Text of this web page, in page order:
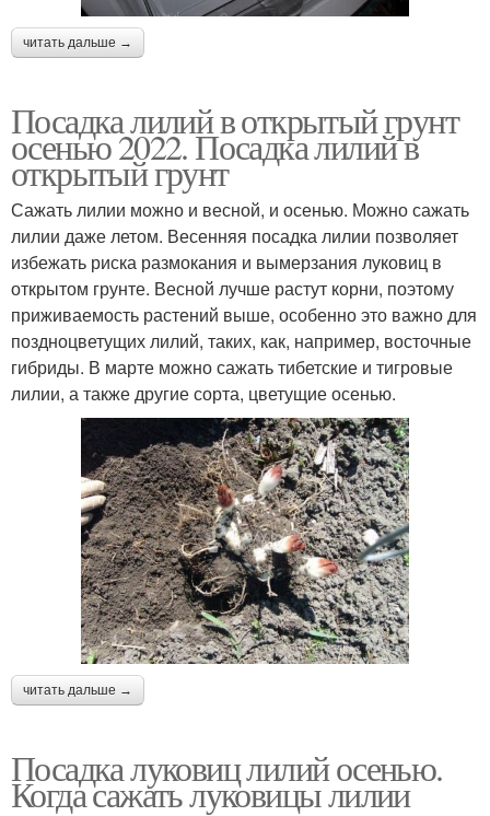
читать дальше →
Посадка лилий в открытый грунт
осенью 2022. Посадка лилий в
открытый грунт
Сажать лилии можно и весной, и осенью. Можно сажать
лилии даже летом. Весенняя посадка лилии позволяет
избежать риска размокания и вымерзания луковиц в
открытом грунте. Весной лучше растут корни, поэтому
приживаемость растений выше, особенно это важно для
поздноцветущих лилий, таких, как, например, восточные
гибриды. В марте можно сажать тибетские и тигровые
лилии, а также другие сорта, цветущие осенью.
читать дальше →
Посадка луковиц лилий осенью.
Когда сажать луковицы лилии